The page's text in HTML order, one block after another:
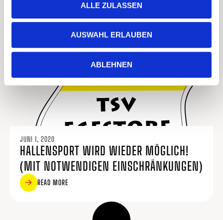
ALLE ZULASSEN
AUSWAHL ERLAUBEN
ABLEHNEN
JUNI 1, 2020
HALLENSPORT WIRD WIEDER MÖGLICH!
(MIT NOTWENDIGEN EINSCHRÄNKUNGEN)
READ MORE